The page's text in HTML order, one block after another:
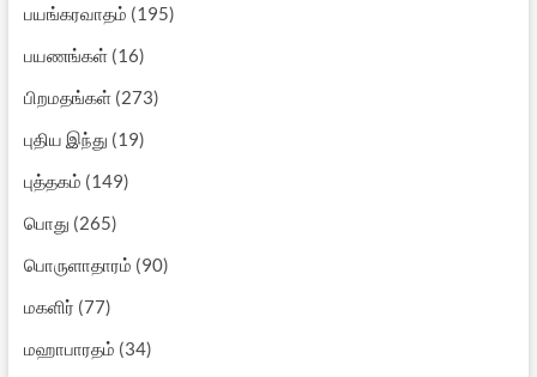
பயங்கரவாதம் (195)
பயணங்கள்(16)
பிறமதங்கள்(273)
புதிய இந்து (19)
புத்தகம் (149)
பொது (265)
பொருளாதாரம் (90)
மகளிர் (77)
மஹாபாரதம் (34)